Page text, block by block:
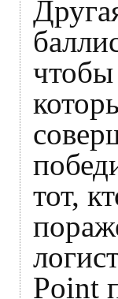
чтобы
тот,
Point